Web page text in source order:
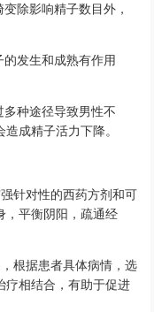
除影响精子数目外，
发生和成熟有作用
种途径导致男性不
成精子活力下降。
针对性的西药方剂和可
，平衡阴阳，疏通经
根据患者具体病情，选
疗相结合，有助于促进